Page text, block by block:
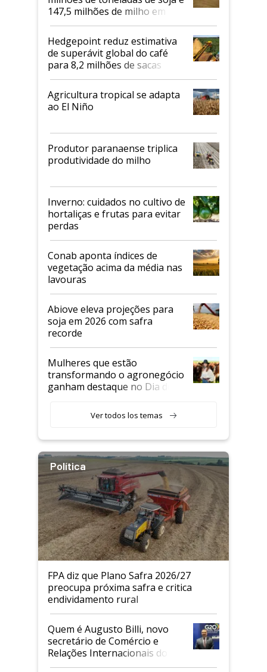
147,5 milhões de milho em
2026/27
Hedgepoint reduz estimativa
de superávit global do café
para 8,2 milhões de sacas
Agricultura tropical se adapta
ao El Niño
Produtor paranaense triplica
produtividade do milho
Inverno: cuidados no cultivo de
hortaliças e frutas para evitar
perdas
Conab aponta índices de
vegetação acima da média nas
lavouras
Abiove eleva projeções para
soja em 2026 com safra
recorde
Mulheres que estão
transformando o agronegócio
ganham destaque no Dia do
Ver todos los temas
Política
FPA diz que Plano Safra 2026/27
preocupa próxima safra e critica
endividamento rural
Quem é Augusto Billi, novo
secretário de Comércio e
Relações Internacionais do
Mapa